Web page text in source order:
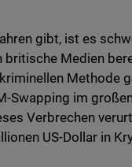
gibt, ist es
Medien
Methode
Swapping im
Verbrechen
US-Dollar in